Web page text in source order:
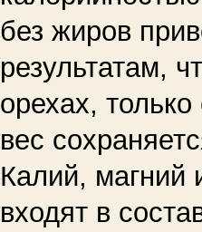
без жиров
результатам,
орехах,
вес
Калий, магний
входят в